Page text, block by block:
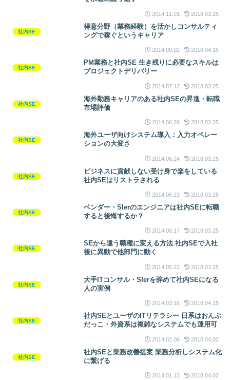
2014.11.01 2018.03.25
社内SE
得意分野（業務経験）を活かしコンサルティ
ングで稼ぐというキャリア
2014.09.02 2018.04.15
社内SE
PM業務と社内SE 生き残りに必要なスキルは
プロジェクトデリバリー
2014.07.12 2018.03.25
社内SE
海外勤務キャリアのある社内SEの昇進・転職
市場評価
2014.06.26 2018.03.25
社内SE
海外ユーザ向けシステム導入：入力オペレー
ションの大変さ
2014.06.24 2018.03.25
社内SE
ビジネスに貢献しない受け身で楽をしている
社内SEはリストラされる
2014.06.23 2018.03.25
社内SE
ベンダー・SIerのエンジニアは社内SEに転職
すると後悔するか？
2014.06.17 2018.03.25
社内SE
SEから違う職種に変える方法 社内SEで入社
後に異動で他部門に動く
2014.05.22 2018.03.25
社内SE
大手ITコンサル・SIerを辞めて社内SEになる
人の実例
2014.03.16 2018.04.15
社内SE
社内SEとユーザのITリテラシー 日系はおんぶ
だっこ・外資系は複雑なシステムでも運用可
2014.02.06 2018.04.02
社内SE
社内SEと業務改善提案 業務分析しシステム化
に繋げる
2014.01.13 2018.04.02